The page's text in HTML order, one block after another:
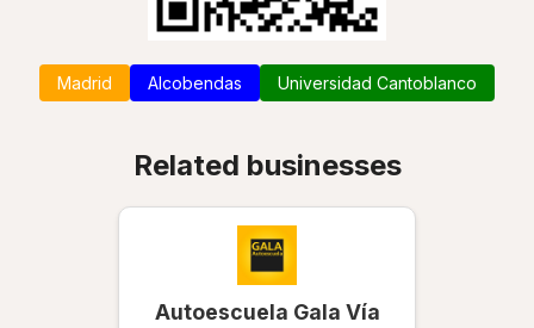
Madrid Alcobendas Universidad Cantoblanco
Related businesses
Autoescuela Gala Vía